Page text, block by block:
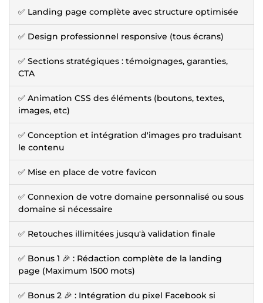
✅ Landing page complète avec structure optimisée
✅ Design professionnel responsive (tous écrans)
✅ Sections stratégiques : témoignages, garanties,
CTA
✅ Animation CSS des éléments (boutons, textes,
images, etc)
✅ Conception et intégration d'images pro traduisant
le contenu
✅ Mise en place de votre favicon
✅ Connexion de votre domaine personnalisé ou sous
domaine si nécessaire
✅ Retouches illimitées jusqu'à validation finale
✅ Bonus 1 🎉 : Rédaction complète de la landing
page (Maximum 1500 mots)
✅ Bonus 2 🎉 : Intégration du pixel Facebook si